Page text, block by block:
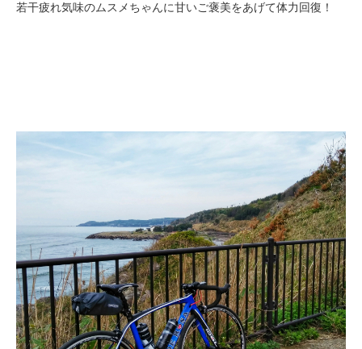
若干疲れ気味のムスメちゃんに甘いご褒美をあげて体力回復！